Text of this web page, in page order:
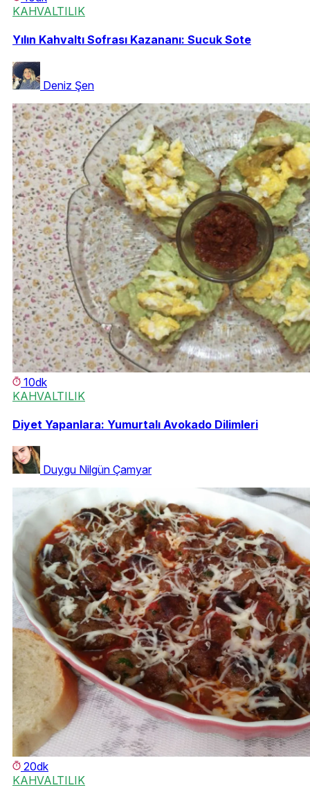
KAHVALTILIK
Yılın Kahvaltı Sofrası Kazananı: Sucuk Sote
Deniz Şen
10dk
KAHVALTILIK
Diyet Yapanlara: Yumurtalı Avokado Dilimleri
Duygu Nilgün Çamyar
20dk
KAHVALTILIK